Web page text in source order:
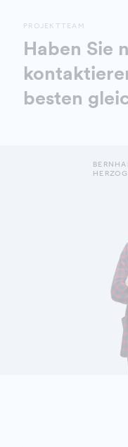
PROJEKTTEAM
Haben Sie
besten
HERZOG